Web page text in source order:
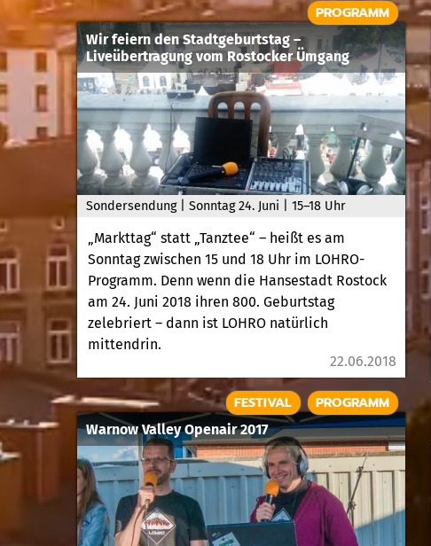
Sondersendung | Sonntag 24. Juni | 15–18 Uhr
Wir feiern den Stadtgeburtstag –
Liveübertragung vom Rostocker Ümgang
PROGRAMM
„Markttag“ statt „Tanztee“ – heißt es am
Sonntag zwischen 15 und 18 Uhr im LOHRO-
Programm. Denn wenn die Hansestadt Rostock
am 24. Juni 2018 ihren 800. Geburtstag
zelebriert – dann ist LOHRO natürlich
mittendrin.
22.06.2018
Warnow Valley Openair 2017
FESTIVAL PROGRAMM